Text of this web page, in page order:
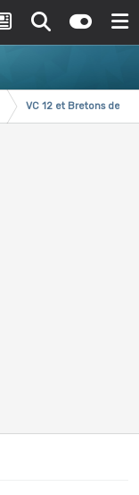
VC 12 et Bretons de